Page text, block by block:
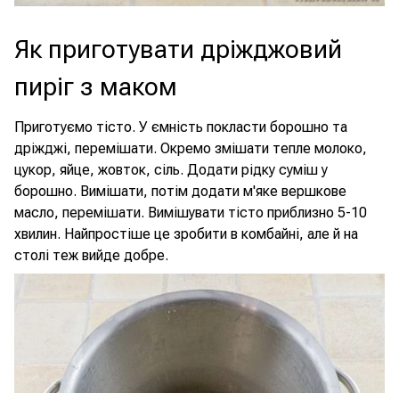
Як приготувати дріжджовий
пиріг з маком
Приготуємо тісто. У ємність покласти борошно та
дріжджі, перемішати. Окремо змішати тепле молоко,
цукор, яйце, жовток, сіль. Додати рідку суміш у
борошно. Вимішати, потім додати м'яке вершкове
масло, перемішати. Вимішувати тісто приблизно 5-10
хвилин. Найпростіше це зробити в комбайні, але й на
столі теж вийде добре.